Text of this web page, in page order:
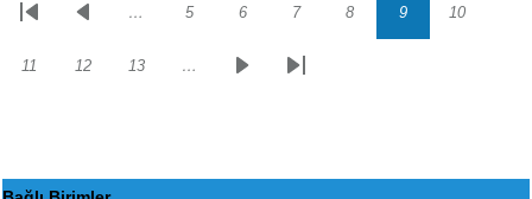
Sayfalama
İlk
Önceki… Sayfa
5 Sayfa
6 Sayfa
7 Sayfa
8 Sayfa
9 Sayfa
10
Sayfa
11 Sayfa
12 Sayfa
13 …
SonrakiSon